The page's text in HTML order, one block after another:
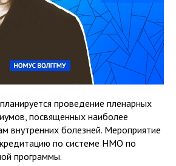
проведение пленарных
посвященных наиболее
внутренних болезней. Мероприятие
по системе НМО по
программы.